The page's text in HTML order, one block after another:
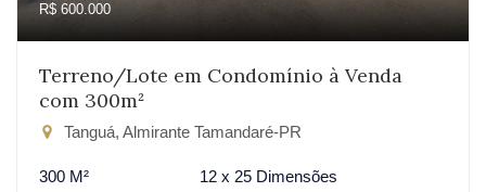
R$ 600.000
Terreno/Lote em Condomínio à Venda
com 300m²
Tanguá, Almirante Tamandaré-PR
300 M² 12 x 25 Dimensões